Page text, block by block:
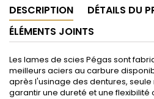
DESCRIPTION
DÉTAILS DU
ÉLÉMENTS JOINTS
Les lames de scies Pégas sont
meilleurs aciers au carbure
après l'usinage des dentures,
garantir une dureté et une flexibilité